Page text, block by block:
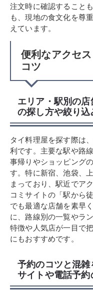
注文時に確認すること
も、現地の食文化を尊
えています。
便利なアクセ
コツ
エリア・駅別の
の探し方や絞り込
タイ料理屋を探す際は
利です。主要な駅や路
事帰りやショッピング
す。特に新宿、池袋、
まっており、駅近でア
コミサイトの「駅から
でも最適な店舗を素早
に、路線別の一覧やラ
特徴や人気店が一目で
にもおすすめです。
予約のコツと混
サイトや電話予約